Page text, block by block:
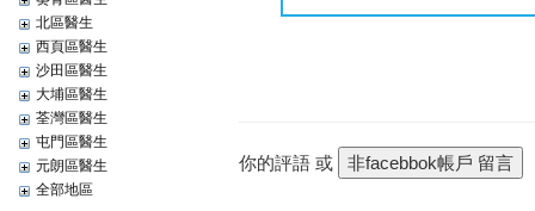
北區醫生
西頁區醫生
沙田區醫生
大埔區醫生
荃灣區醫生
屯門區醫生
元朗區醫生
全部地區
你的評語 或